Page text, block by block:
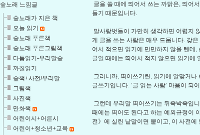
숲노래 느낌글
숲노래가 지은 책
오늘 읽기
숲노래 푸른책
숲노래 푸른그림책
다듬읽기-우리말숲
까칠읽기
숲책+사전/우리말
그림책
사진책
만화책
어린이시+어른시
어린이+청소년+교육
글을 쓸 때에 띄어서 쓰는 까닭은, 띄어
들기 때문입니다.
말사랑벗들이 가만히 생각하면 어렵지
게 글을 쓰는 사람은 매우 드뭅니다. 갖
여서 적으면 읽기에 만만하지 않을 텐데
글일 때에는 띄어서 적지 않으면 읽기에
그러니까, 띄어쓰기란, 읽기에 알맞거
글쓰기입니다. ‘글 읽는 사람’ 마음이 되
그런데 우리말 띄어쓰기는 뒤죽박죽입
때에는 띄어도 된다고 하는 예외규정이
전》에 실린 낱말이면 붙이고, 이 사전